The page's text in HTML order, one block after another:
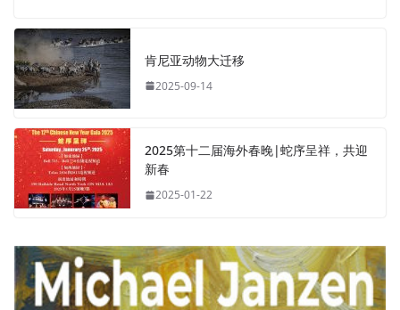
肯尼亚动物大迁移
2025-09-14
2025第十二届海外春晚|蛇序呈祥，共迎
新春
2025-01-22